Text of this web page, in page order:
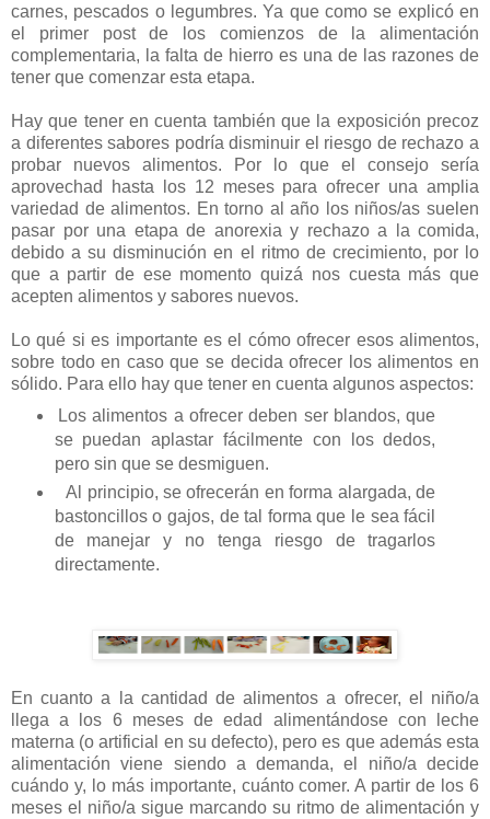
carnes, pescados o legumbres. Ya que como se explicó en
el primer post de los comienzos de la alimentación
complementaria, la falta de hierro es una de las razones de
tener que comenzar esta etapa.
Hay que tener en cuenta también que la exposición precoz
a diferentes sabores podría disminuir el riesgo de rechazo a
probar nuevos alimentos. Por lo que el consejo sería
aprovechad hasta los 12 meses para ofrecer una amplia
variedad de alimentos. En torno al año los niños/as suelen
pasar por una etapa de anorexia y rechazo a la comida,
debido a su disminución en el ritmo de crecimiento, por lo
que a partir de ese momento quizá nos cuesta más que
acepten alimentos y sabores nuevos.
Lo qué si es importante es el cómo ofrecer esos alimentos,
sobre todo en caso que se decida ofrecer los alimentos en
sólido. Para ello hay que tener en cuenta algunos aspectos:
Los alimentos a ofrecer deben ser blandos, que
se puedan aplastar fácilmente con los dedos,
pero sin que se desmiguen.
Al principio, se ofrecerán en forma alargada, de
bastoncillos o gajos, de tal forma que le sea fácil
de manejar y no tenga riesgo de tragarlos
directamente.
En cuanto a la cantidad de alimentos a ofrecer, el niño/a
llega a los 6 meses de edad alimentándose con leche
materna (o artificial en su defecto), pero es que además esta
alimentación viene siendo a demanda, el niño/a decide
cuándo y, lo más importante, cuánto comer. A partir de los 6
meses el niño/a sigue marcando su ritmo de alimentación y